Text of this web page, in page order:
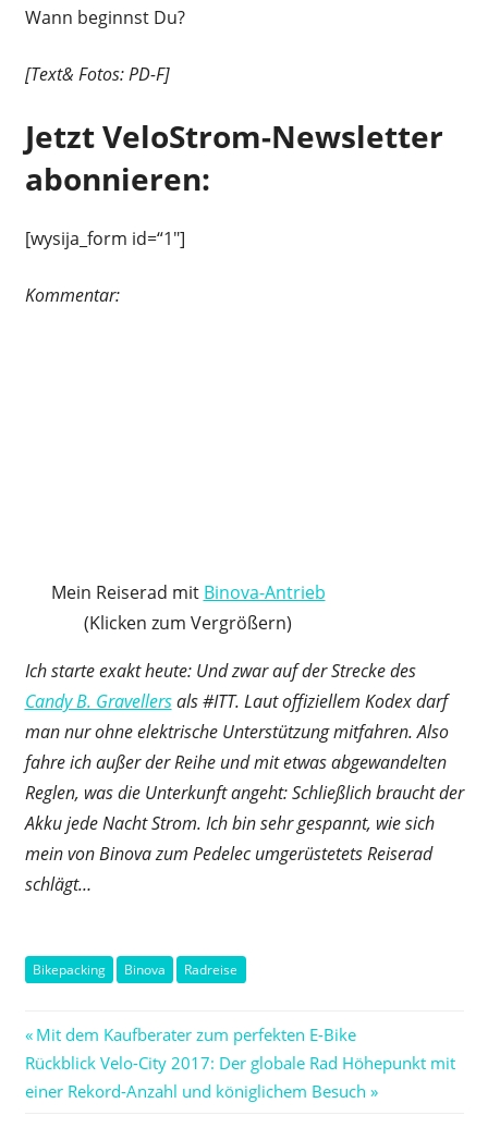
Wann beginnst Du?
[Text& Fotos: PD-F]
Jetzt VeloStrom-Newsletter
abonnieren:
[wysija_form id=“1″]
Kommentar:
Mein Reiserad mit Binova-Antrieb
(Klicken zum Vergrößern)
Ich starte exakt heute: Und zwar auf der Strecke des
Candy B. Gravellersals #ITT. Laut offiziellem Kodex darf
man nur ohne elektrische Unterstützung mitfahren. Also
fahre ich außer der Reihe und mit etwas abgewandelten
Reglen, was die Unterkunft angeht: Schließlich braucht der
Akku jede Nacht Strom. Ich bin sehr gespannt, wie sich
mein von Binova zum Pedelec umgerüstetets Reiserad
schlägt…
Bikepacking Binova Radreise
Beitragsnavigation
Vorheriger
Beitrag:
Mit dem Kaufberater zum perfekten E-Bike
Nächster
Beitrag:
Rückblick Velo-City 2017: Der globale Rad Höhepunkt mit
einer Rekord-Anzahl und königlichem Besuch